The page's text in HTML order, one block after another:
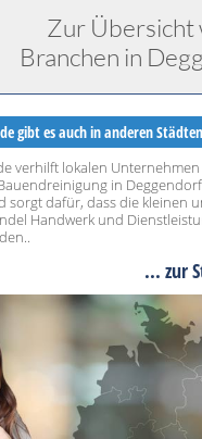
Zur
Branchen in
gibt es auch in anderen Städten
verhilft lokalen Unternehmen
in
sorgt dafür, dass die kleinen
Handwerk und
... zur